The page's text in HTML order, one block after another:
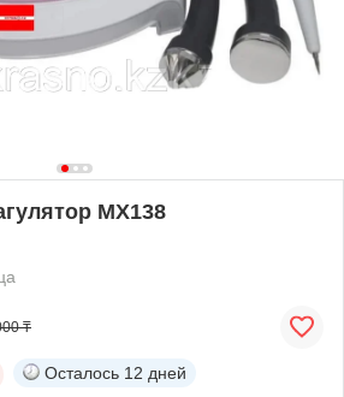
МХ138
₸
Осталось 12 дней